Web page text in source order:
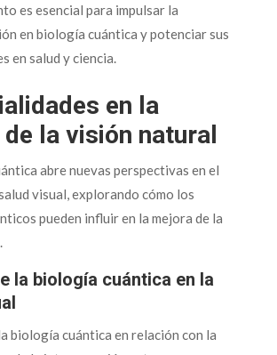
es esencial para impulsar la
en biología cuántica y potenciar sus
en salud y ciencia.
en la
la visión natural
abre nuevas perspectivas en el
visual, explorando cómo los
pueden influir en la mejora de la
la biología cuántica en la
biología cuántica en relación con la